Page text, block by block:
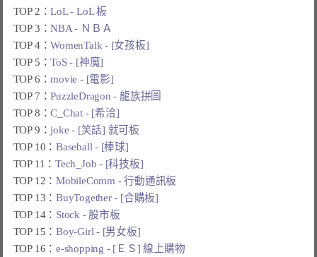
TOP 2：LoL - LoL 板
TOP 3：NBA - ＮＢＡ
TOP 4：WomenTalk - [女孩板]
TOP 5：ToS - [神魔]
TOP 6：movie - [電影]
TOP 7：PuzzleDragon - 龍族拼圖
TOP 8：C_Chat - [希洽]
TOP 9：joke - [笑話] 就可板
TOP 10：Baseball - [棒球]
TOP 11：Tech_Job - [科技板]
TOP 12：MobileComm - 行動通訊板
TOP 13：BuyTogether - [合購板]
TOP 14： Stock - 股市板
TOP 15：Boy-Girl - [男女板]
TOP 16：e-shopping - [ＥＳ] 線上購物